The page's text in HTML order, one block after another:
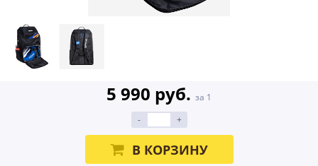
5 990 руб. за 1
-
+
В КОРЗИНУ